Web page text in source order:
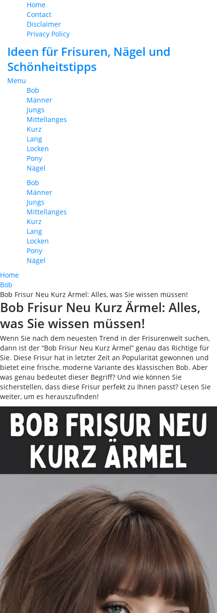
Home
Contact
Disclaimer
Privacy Policy
Ideen für Frisuren, Nägel und
Schönheitstipps
Menu
Bob
Männer
Jungs
Mittellanges
Kurz
Lang
Locken
Pony
Nägel
Bob
Männer
Jungs
Mittellanges
Kurz
Lang
Locken
Pony
Nägel
Home
Bob
Bob Frisur Neu Kurz Ärmel: Alles, was Sie wissen müssen!
Bob Frisur Neu Kurz Ärmel: Alles,
was Sie wissen müssen!
Wenn Sie nach dem neuesten Trend in der Frisurenwelt suchen,
dann ist der “Bob Frisur Neu Kurz Ärmel” genau das Richtige für
Sie. Diese Frisur hat in letzter Zeit an Popularität gewonnen und
bietet eine frische, moderne Variante des klassischen Bob. Aber
was genau bedeutet dieser Begriff? Und wie können Sie
sicherstellen, dass diese Frisur perfekt zu Ihnen passt? Lesen Sie
weiter, um es herauszufinden!